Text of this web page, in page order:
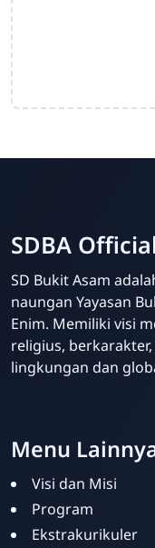
SDBA
SD Bukit Asam
naungan Yayasan
Enim. Memiliki visi
religius,
lingkungan dan
Menu
Visi dan Misi
Program
Ekstrakurikuler